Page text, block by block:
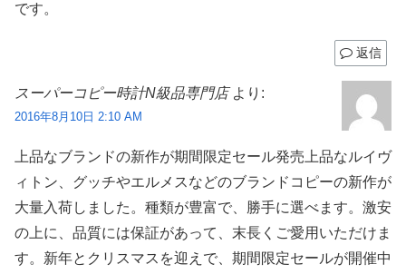
です。
返信
スーパーコピー時計N級品専門店 より:
2016年8月10日 2:10 AM
上品なブランドの新作が期間限定セール発売上品なルイヴ
ィトン、グッチやエルメスなどのブランドコピーの新作が
大量入荷しました。種類が豊富で、勝手に選べます。激安
の上に、品質には保証があって、末長くご愛用いただけま
す。新年とクリスマスを迎えで、期間限定セールが開催中